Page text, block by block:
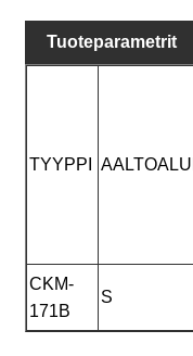
Tuoteparametrit
TYYPPI
CKM-
171B
S